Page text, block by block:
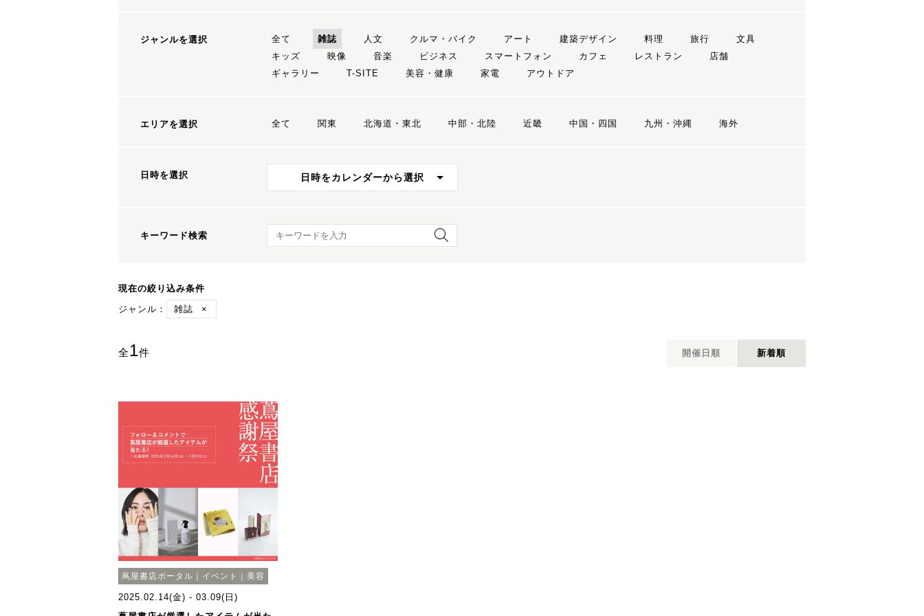
ジャンルを選択 全て 雑誌 人文 クルマ・バイク アート 建築デザイン 料理 旅行
文具
キッズ
映像 音楽 ビジネス スマートフォン カフェ レストラン
店舗
ギャラリー
T-SITE 美容・健康 家電 アウトドア
エリアを選択 全て 関東 北海道・東北 中部・北陸 近畿 中国・四国 九州・沖縄 海外
日時を選択 日時をカレンダーから選択
キーワード検索 キーワード検索
現在の絞り込み条件
ジャンル：
雑誌 ×
全1件 開催日順 新着順
蔦屋書店ポータル｜イベント｜美容
2025.02.14(金) - 03.09(日)